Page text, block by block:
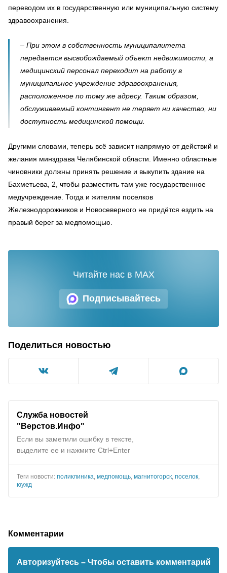
переводом их в государственную или муниципальную систему
здравоохранения.
– При этом в собственность муниципалитета
передается высвобождаемый объект недвижимости, а
медицинский персонал переходит на работу в
муниципальное учреждение здравоохранения,
расположенное по тому же адресу. Таким образом,
обслуживаемый контингент не теряет ни качество, ни
доступность медицинской помощи.
Другими словами, теперь всё зависит напрямую от действий и
желания минздрава Челябинской области. Именно областные
чиновники должны принять решение и выкупить здание на
Бахметьева, 2, чтобы разместить там уже государственное
медучреждение. Тогда и жителям поселков
Железнодорожников и Новосеверного не придётся ездить на
правый берег за медпомощью.
Подписывайтесь
Читайте нас в MAX
Поделиться новостью
Служба новостей
"Верстов.Инфо"
Если вы заметили ошибку в тексте,
выделите ее и нажмите Ctrl+Enter
Теги новости: поликлиника медпомощь магнитогорск поселок
юужд
Комментарии
Авторизуйтесь – Чтобы оставить комментарий